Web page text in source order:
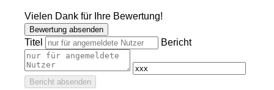
Vielen Dank für Ihre Bewertung!
Bewertung absenden
Titel Bericht
Bericht absenden